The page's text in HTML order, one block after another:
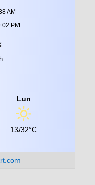
AM
PM
Lun
13/32°C